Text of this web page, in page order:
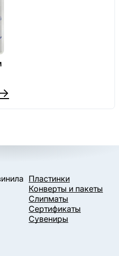
Пластинки
Конверты и пакеты
Слипматы
Сертификаты
Сувениры